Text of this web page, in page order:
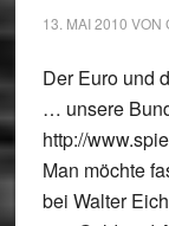
13. MAI 2010 VON
Der Euro und
… unsere
http://
Man möchte
bei Walter